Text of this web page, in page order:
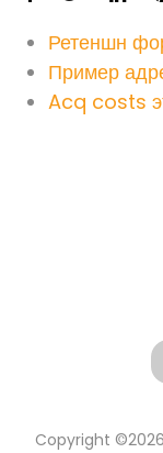
Ретеншн
Пример
Acq costs
Copyright ©